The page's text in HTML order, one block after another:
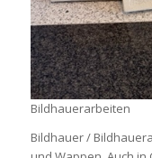
Bildhauerarbeiten
Bildhauer /